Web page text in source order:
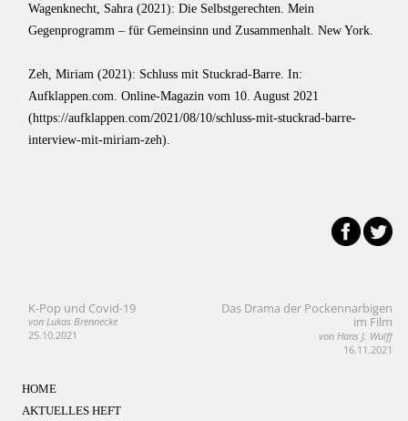
Wagenknecht, Sahra (2021): Die Selbstgerechten. Mein
Gegenprogramm – für Gemeinsinn und Zusammenhalt. New York.
Zeh, Miriam (2021): Schluss mit Stuckrad-Barre. In:
Aufklappen.com. Online-Magazin vom 10. August 2021
(https://aufklappen.com/2021/08/10/schluss-mit-stuckrad-barre-
interview-mit-miriam-zeh).
Beitragsnavigation
K-Pop und Covid-19
von Lukas Brennecke
25.10.2021
Das Drama der Pockennarbigen
im Film
von Hans J. Wulff
16.11.2021
HOME
AKTUELLES HEFT